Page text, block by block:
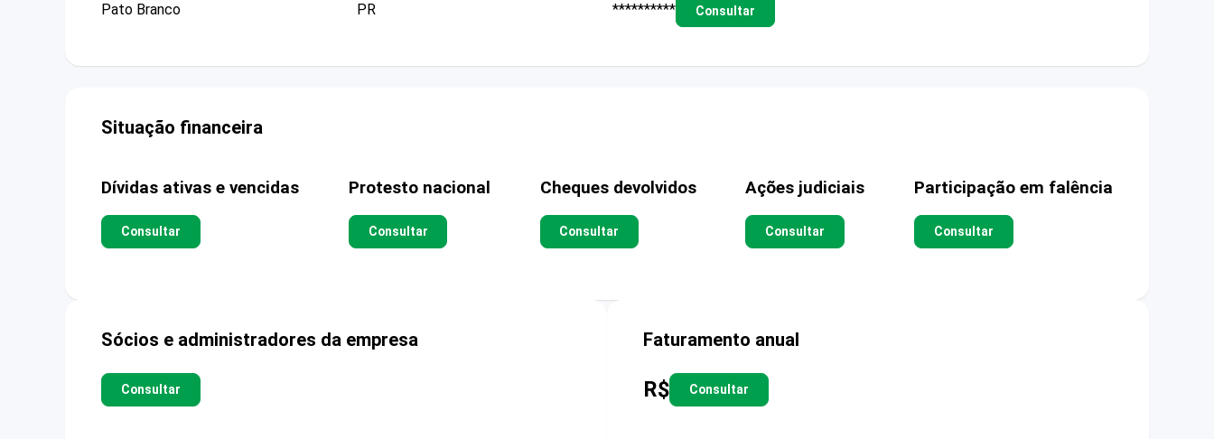
Pato Branco
PR
**********
Consultar
Situação financeira
Dívidas ativas e vencidas
Consultar
Protesto nacional
Consultar
Cheques devolvidos
Consultar
Ações judiciais
Consultar
Participação em falência
Consultar
Sócios e administradores da empresa
Consultar
Faturamento anual
R$ Consultar